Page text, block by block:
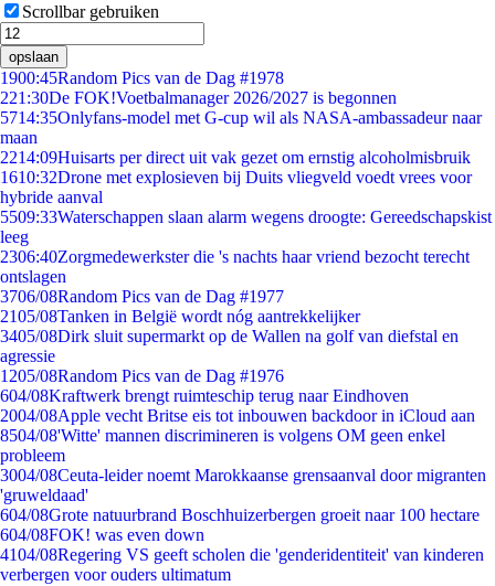
Scrollbar gebruiken
opslaan
1900:45Random Pics van de Dag #1978
221:30De FOK!Voetbalmanager 2026/2027 is begonnen
5714:35Onlyfans-model met G-cup wil als NASA-ambassadeur naar
maan
2214:09Huisarts per direct uit vak gezet om ernstig alcoholmisbruik
1610:32Drone met explosieven bij Duits vliegveld voedt vrees voor
hybride aanval
5509:33Waterschappen slaan alarm wegens droogte: Gereedschapskist
leeg
2306:40Zorgmedewerkster die 's nachts haar vriend bezocht terecht
ontslagen
3706/08Random Pics van de Dag #1977
2105/08Tanken in België wordt nóg aantrekkelijker
3405/08Dirk sluit supermarkt op de Wallen na golf van diefstal en
agressie
1205/08Random Pics van de Dag #1976
604/08Kraftwerk brengt ruimteschip terug naar Eindhoven
2004/08Apple vecht Britse eis tot inbouwen backdoor in iCloud aan
8504/08'Witte' mannen discrimineren is volgens OM geen enkel
probleem
3004/08Ceuta-leider noemt Marokkaanse grensaanval door migranten
'gruweldaad'
604/08Grote natuurbrand Boschhuizerbergen groeit naar 100 hectare
604/08FOK! was even down
4104/08Regering VS geeft scholen die 'genderidentiteit' van kinderen
verbergen voor ouders ultimatum